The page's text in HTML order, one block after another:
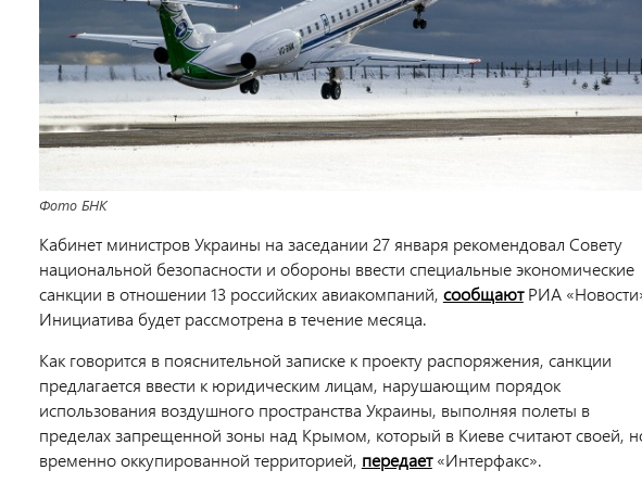
Фото БНК
Кабинет министров Украины на заседании 27 января рекомендовал Совету
национальной безопасности и обороны ввести специальные экономические
санкции в отношении 13 российских авиакомпаний, сообщаютРИА
Инициатива будет рассмотрена в течение месяца.
Как говорится в пояснительной записке к проекту распоряжения, санкции
предлагается ввести к юридическим лицам, нарушающим порядок
использования воздушного пространства Украины, выполняя полеты в
пределах запрещенной зоны над Крымом, который в Киеве считают своей,
временно оккупированной территорией, передает«Интерфакс».